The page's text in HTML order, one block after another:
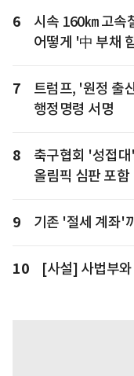
6
시속 160㎞ 고속
어떻게 '中 부채
7
트럼프, '원정 출
행정명령 서명
8
축구협회 '성접
올림픽 심판 포함
9 기존 '절세 계좌'
10 [사설] 사법부